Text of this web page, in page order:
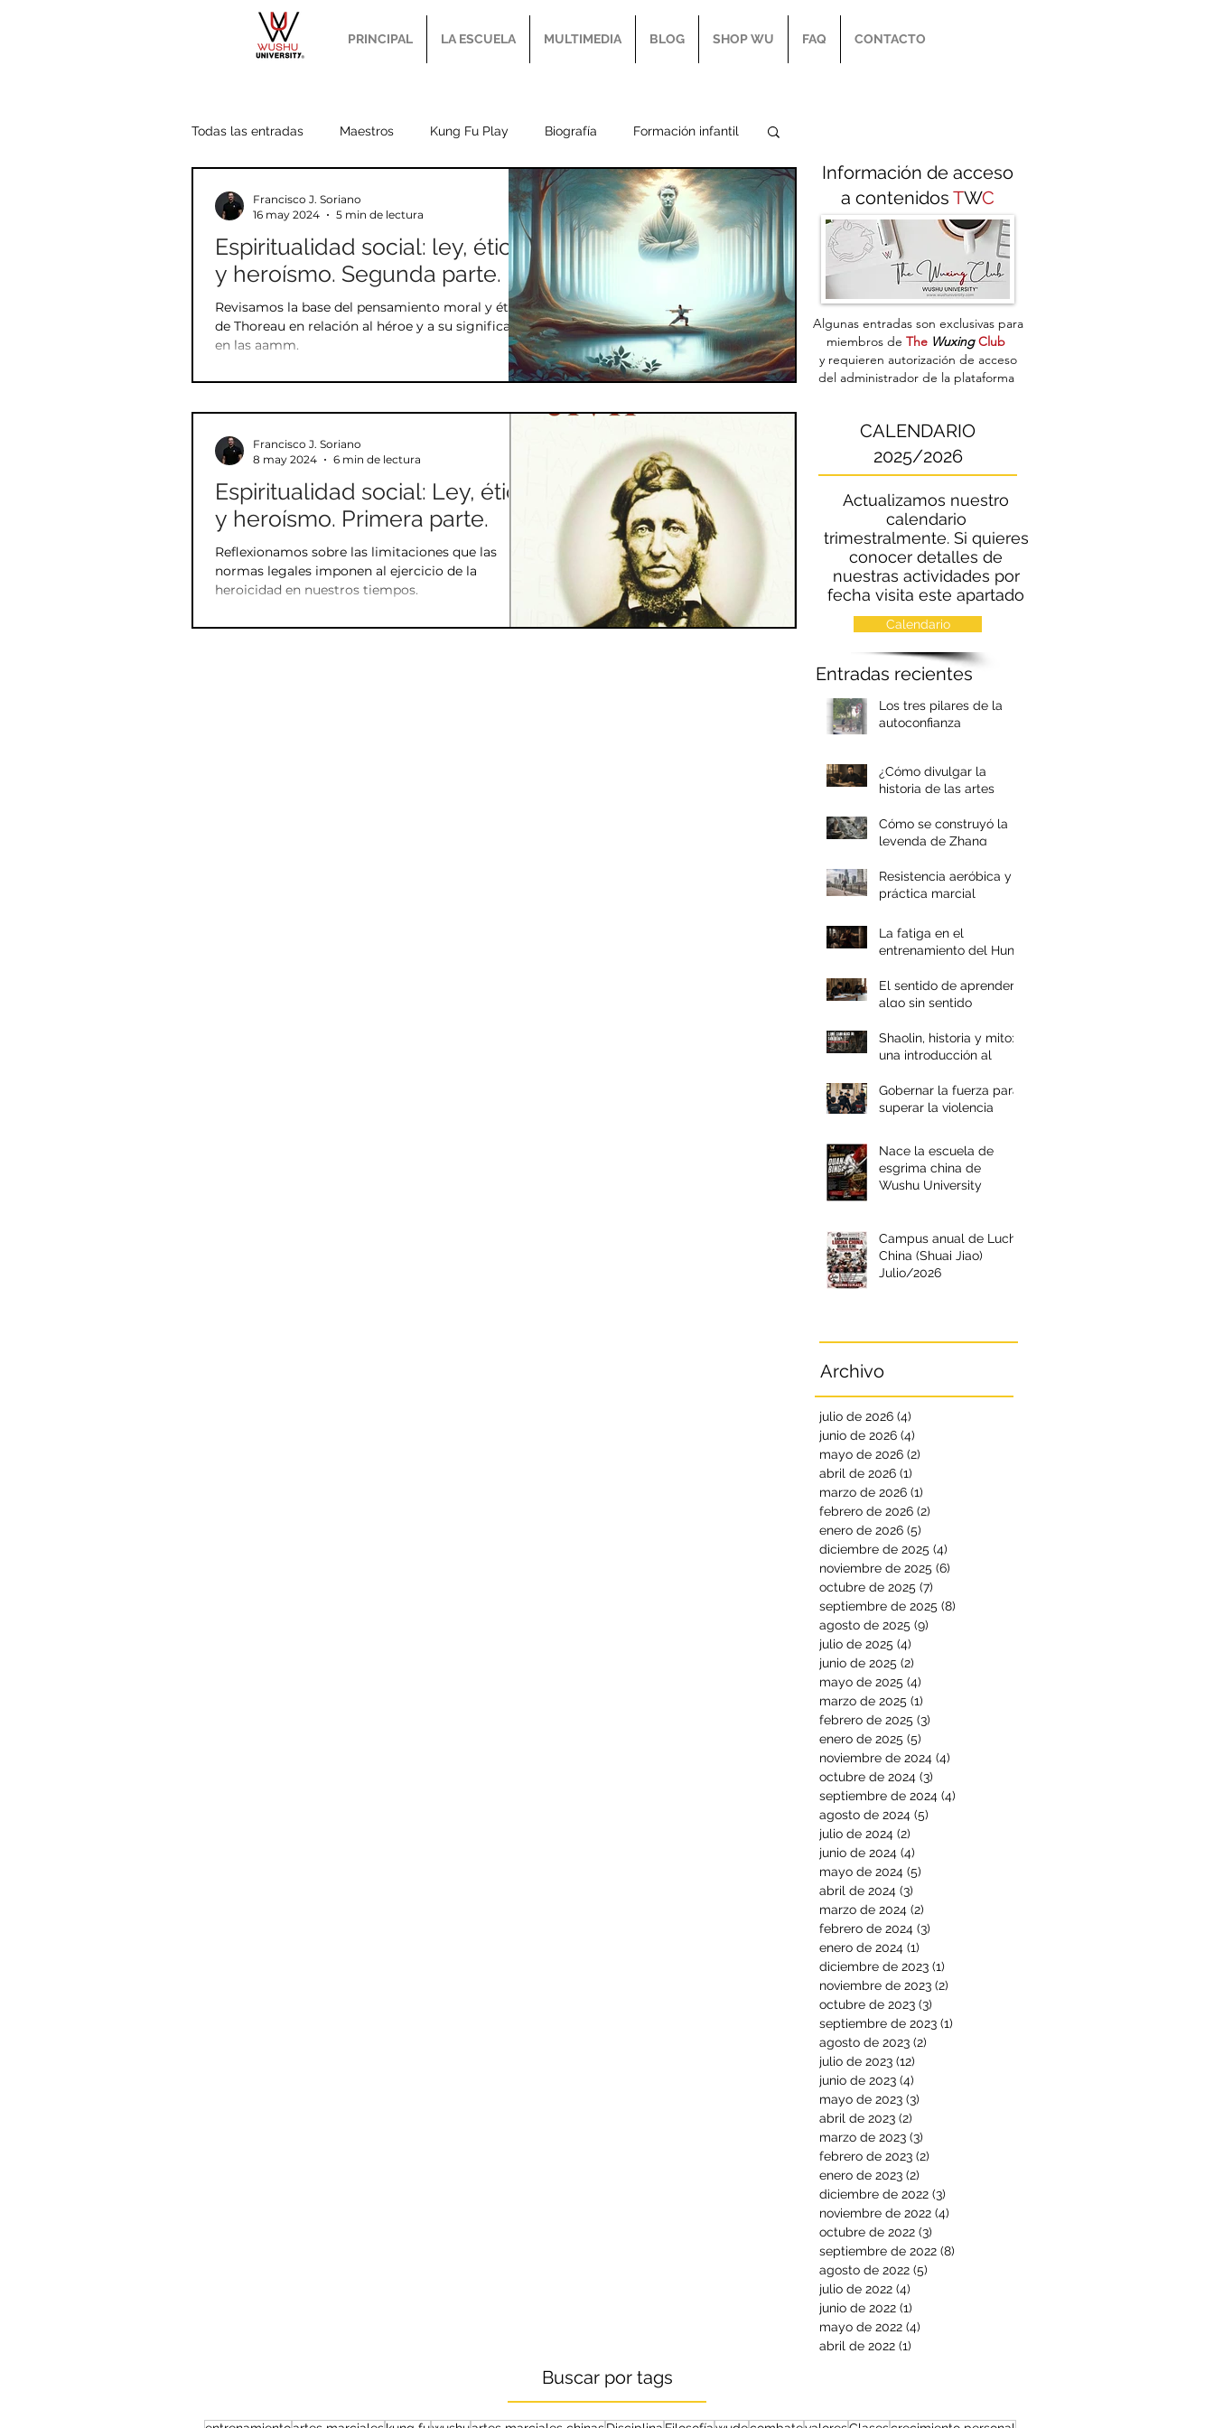
PRINCIPAL LA ESCUELA MULTIMEDIA BLOG SHOP WU FAQ CONTACTO
Todas las entradas Maestros Kung Fu Play Biografía Formación infantil
Wang Yang Potencias Ba Men Ba Fa Peng Jin
Acondicionamiento Análisis Hua Jin Bibliografía marcial
Estilo Chen Historia de las AAMMCC Crecimiento personal
Docencia Kung Fu general
Yi Lu Song Jin Entrenamiento aprendizaje Teoría Estrategia
Crecimiento personal
Espiritualidad social: ley, ética
y heroísmo. Segunda parte.
Revisamos la base del pensamiento moral y ético
de Thoreau en relación al héroe y a su significado
en las aamm.
Francisco J. Soriano
16 may 2024
5 min de lectura
Espiritualidad social: Ley, ética
y heroísmo. Primera parte.
Reflexionamos sobre las limitaciones que las
normas legales imponen al ejercicio de la
heroicidad en nuestros tiempos.
Francisco J. Soriano
8 may 2024
6 min de lectura
Buscar por tags
Información de acceso
a contenidos TWC
Algunas entradas son exclusivas para
miembros de The WuxingClub
y requieren autorización de acceso
del administrador de la plataforma
CALENDARIO
2025/2026
Actualizamos nuestro
calendario
trimestralmente. Si quieres
conocer detalles de
nuestras actividades por
fecha visita este apartado
Calendario
Entradas recientes
Los tres pilares de la
autoconfianza
¿Cómo divulgar la
historia de las artes
Cómo se construyó la
leyenda de Zhang
Resistencia aeróbica y
práctica marcial
La fatiga en el
entrenamiento del Hung
El sentido de aprender
algo sin sentido
Shaolin, historia y mito:
una introducción al
Gobernar la fuerza para
superar la violencia
Nace la escuela de
esgrima china de
Wushu University
Campus anual de Lucha
China (Shuai Jiao)
Julio/2026
Archivo
julio de 2026 (4)
junio de 2026 (4)
mayo de 2026 (2)
abril de 2026 (1)
marzo de 2026 (1)
febrero de 2026 (2)
enero de 2026 (5)
diciembre de 2025 (4)
noviembre de 2025 (6)
octubre de 2025 (7)
septiembre de 2025 (8)
agosto de 2025 (9)
julio de 2025 (4)
junio de 2025 (2)
mayo de 2025 (4)
marzo de 2025 (1)
febrero de 2025 (3)
enero de 2025 (5)
noviembre de 2024 (4)
octubre de 2024 (3)
septiembre de 2024 (4)
agosto de 2024 (5)
julio de 2024 (2)
junio de 2024 (4)
mayo de 2024 (5)
abril de 2024 (3)
marzo de 2024 (2)
febrero de 2024 (3)
enero de 2024 (1)
diciembre de 2023 (1)
noviembre de 2023 (2)
octubre de 2023 (3)
septiembre de 2023 (1)
agosto de 2023 (2)
julio de 2023 (12)
junio de 2023 (4)
mayo de 2023 (3)
abril de 2023 (2)
marzo de 2023 (3)
febrero de 2023 (2)
enero de 2023 (2)
diciembre de 2022 (3)
noviembre de 2022 (4)
octubre de 2022 (3)
septiembre de 2022 (8)
agosto de 2022 (5)
julio de 2022 (4)
junio de 2022 (1)
mayo de 2022 (4)
abril de 2022 (1)